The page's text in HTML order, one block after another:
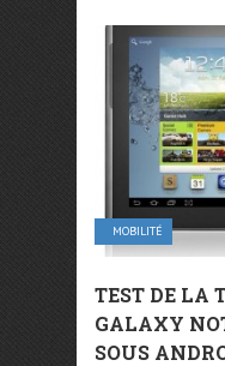
MOBILITÉ
TEST DE LA
GALAXY
SOUS